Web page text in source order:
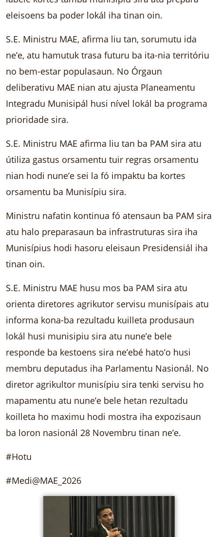
eleisoens ba poder lokál iha tinan oin.
S.E. Ministru MAE, afirma liu tan, sorumutu ida
ne’e, atu hamutuk trasa futuru ba ita-nia territóriu
no bem-estar populasaun. No Órgaun
deliberativu MAE nian atu ajusta Planeamentu
Integradu Munisipál husi nível lokál ba programa
prioridade sira.
S.E. Ministru MAE afirma liu tan ba PAM sira atu
útiliza gastus orsamentu tuir regras orsamentu
nian hodi nune’e sei la fó impaktu ba kortes
orsamentu ba Munisípiu sira.
Ministru nafatin kontinua fó atensaun ba PAM sira
atu halo preparasaun ba infrastruturas sira iha
Munisípius hodi hasoru eleisaun Presidensiál iha
tinan oin.
S.E. Ministru MAE husu mos ba PAM sira atu
orienta diretores agrikutor servisu munisípais atu
informa kona-ba rezultadu kuilleta produsaun
lokál husi munisipiu sira atu nune’e bele
responde ba kestoens sira ne’ebé hato’o husi
membru deputadus iha Parlamentu Nasionál. No
diretor agrikultor munisípiu sira tenki servisu ho
mapamentu atu nune’e bele hetan rezultadu
koilleta ho maximu hodi mostra iha expozisaun
ba loron nasionál 28 Novembru tinan ne’e.
#Hotu
#Medi@MAE_2026